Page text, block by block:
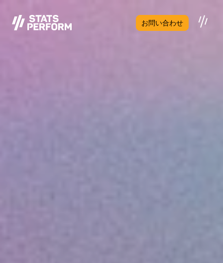
お問い合わせ